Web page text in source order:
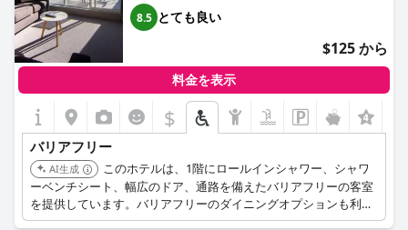
8.5 とても良い
$125 から
料金を表示
$
バリアフリー
AI生成
このホテルは、1階にロールインシャワー、シャワ
ーベンチシート、幅広のドア、通路を備えたバリアフリーの客室
を提供しています。バリアフリーのダイニングオプションも利用
可能です。